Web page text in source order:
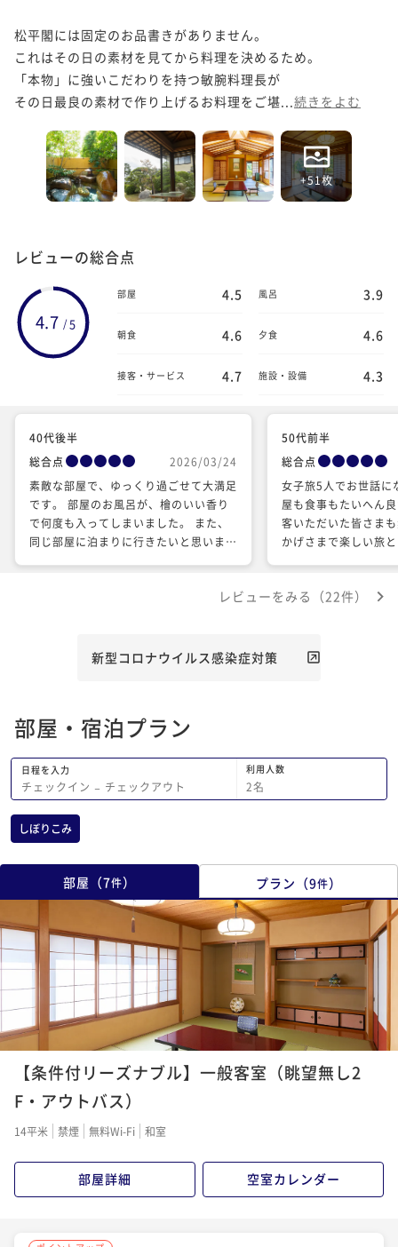
松平閣には固定のお品書きがありません。
これはその日の素材を見てから料理を決めるため。
「本物」に強いこだわりを持つ敏腕料理長が
その日最良の素材で作り上げるお料理をご堪... 続きをよむ
+51枚
レビューの総合点
4.7 / 5
部屋 4.5 風呂 3.9
朝食 4.6 夕食 4.6
接客・サービス 4.7 施設・設備 4.3
40代後半
総合点
2026/03/24
素敵な部屋で、ゆっくり過ごせて大満足
です。 部屋のお風呂が、檜のいい香り
で何度も入ってしまいました。 また、
同じ部屋に泊まりに行きたいと思いま
50代前半
総合点
女子旅5人でお世話に
屋も食事もたいへん
客いただいた皆さま
かげさまで楽しい旅
レビューをみる（22件）
新型コロナウイルス感染症対策
部屋・宿泊プラン
日程を入力
チェックイン − チェックアウト
利用人数
2名
しぼりこみ
部屋 （7件） プラン （9件）
【条件付リーズナブル】一般客室（眺望無し2
F・アウトバス）
14平米 禁煙 無料Wi-Fi 和室
部屋詳細 空室カレンダー